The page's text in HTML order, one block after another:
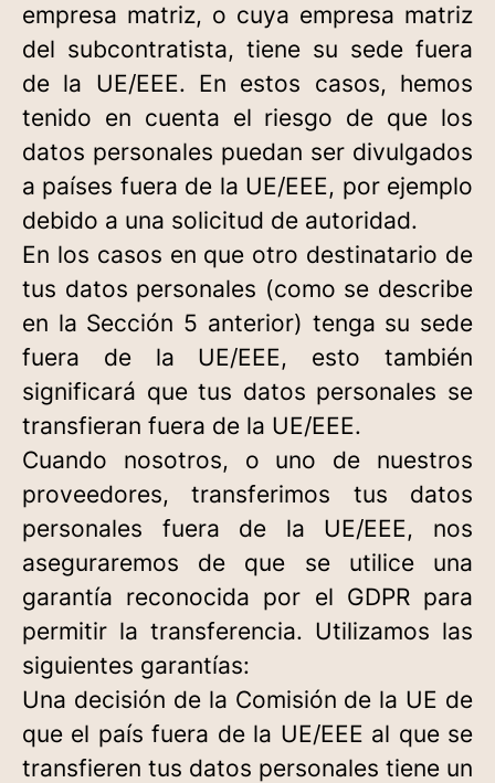
empresa matriz, o cuya empresa matriz
del subcontratista, tiene su sede fuera
de la UE/EEE. En estos casos, hemos
tenido en cuenta el riesgo de que los
datos personales puedan ser divulgados
a países fuera de la UE/EEE, por ejemplo
debido a una solicitud de autoridad.
En los casos en que otro destinatario de
tus datos personales (como se describe
en la Sección 5 anterior) tenga su sede
fuera de la UE/EEE, esto también
significará que tus datos personales se
transfieran fuera de la UE/EEE.
Cuando nosotros, o uno de nuestros
proveedores, transferimos tus datos
personales fuera de la UE/EEE, nos
aseguraremos de que se utilice una
garantía reconocida por el GDPR para
permitir la transferencia. Utilizamos las
siguientes garantías:
Una decisión de la Comisión de la UE de
que el país fuera de la UE/EEE al que se
transfieren tus datos personales tiene un